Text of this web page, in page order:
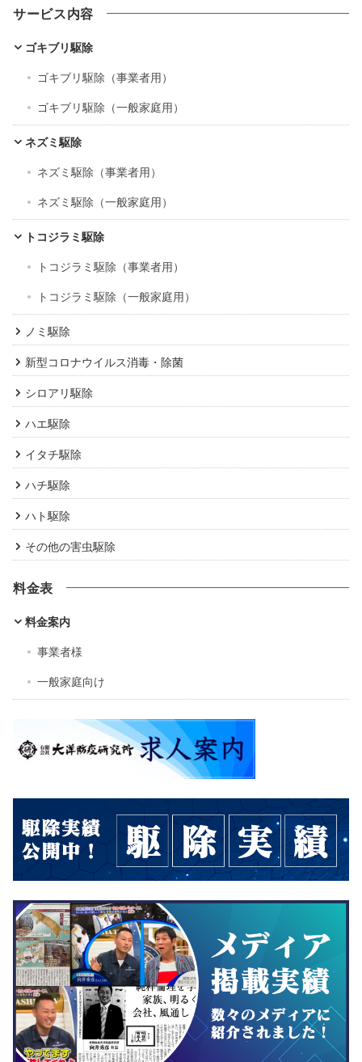
サービス内容
ゴキブリ駆除
ゴキブリ駆除（事業者用）
ゴキブリ駆除（一般家庭用）
ネズミ駆除
ネズミ駆除（事業者用）
ネズミ駆除（一般家庭用）
トコジラミ駆除
トコジラミ駆除（事業者用）
トコジラミ駆除（一般家庭用）
ノミ駆除
新型コロナウイルス消毒・除菌
シロアリ駆除
ハエ駆除
イタチ駆除
ハチ駆除
ハト駆除
その他の害虫駆除
料金表
料金案内
事業者様
一般家庭向け